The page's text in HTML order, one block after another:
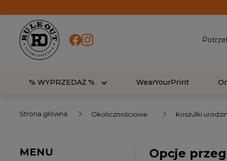
% WYPRZEDAŻ % WearYourPrint
Strona główna Okolicznościowe Koszulki
MENU Opcje